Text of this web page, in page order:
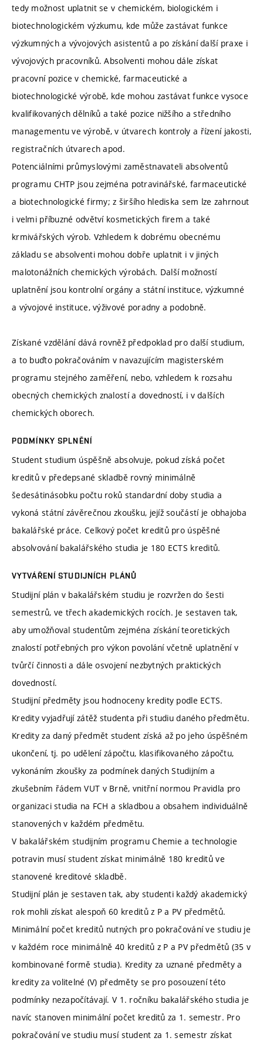
tedy možnost uplatnit se v chemickém, biologickém i
biotechnologickém výzkumu, kde může zastávat funkce
výzkumných a vývojových asistentů a po získání další praxe i
vývojových pracovníků. Absolventi mohou dále získat
pracovní pozice v chemické, farmaceutické a
biotechnologické výrobě, kde mohou zastávat funkce vysoce
kvalifikovaných dělníků a také pozice nižšího a středního
managementu ve výrobě, v útvarech kontroly a řízení jakosti,
registračních útvarech apod.
Potenciálními průmyslovými zaměstnavateli absolventů
programu CHTP jsou zejména potravinářské, farmaceutické
a biotechnologické firmy; z širšího hlediska sem lze zahrnout
i velmi příbuzné odvětví kosmetických firem a také
krmivářských výrob. Vzhledem k dobrému obecnému
základu se absolventi mohou dobře uplatnit i v jiných
malotonážních chemických výrobách. Další možností
uplatnění jsou kontrolní orgány a státní instituce, výzkumné
a vývojové instituce, výživové poradny a podobně.
Získané vzdělání dává rovněž předpoklad pro další studium,
a to buďto pokračováním v navazujícím magisterském
programu stejného zaměření, nebo, vzhledem k rozsahu
obecných chemických znalostí a dovedností, i v dalších
chemických oborech.
PODMÍNKY SPLNĚNÍ
Student studium úspěšně absolvuje, pokud získá počet
kreditů v předepsané skladbě rovný minimálně
šedesátinásobku počtu roků standardní doby studia a
vykoná státní závěrečnou zkoušku, jejíž součástí je obhajoba
bakalářské práce. Celkový počet kreditů pro úspěšné
absolvování bakalářského studia je 180 ECTS kreditů.
VYTVÁŘENÍ STUDIJNÍCH PLÁNŮ
Studijní plán v bakalářském studiu je rozvržen do šesti
semestrů, ve třech akademických rocích. Je sestaven tak,
aby umožňoval studentům zejména získání teoretických
znalostí potřebných pro výkon povolání včetně uplatnění v
tvůrčí činnosti a dále osvojení nezbytných praktických
dovedností.
Studijní předměty jsou hodnoceny kredity podle ECTS.
Kredity vyjadřují zátěž studenta při studiu daného předmětu.
Kredity za daný předmět student získá až po jeho úspěšném
ukončení, tj. po udělení zápočtu, klasifikovaného zápočtu,
vykonáním zkoušky za podmínek daných Studijním a
zkušebním řádem VUT v Brně, vnitřní normou Pravidla pro
organizaci studia na FCH a skladbou a obsahem individuálně
stanovených v každém předmětu.
V bakalářském studijním programu Chemie a technologie
potravin musí student získat minimálně 180 kreditů ve
stanovené kreditové skladbě.
Studijní plán je sestaven tak, aby studenti každý akademický
rok mohli získat alespoň 60 kreditů z P a PV předmětů.
Minimální počet kreditů nutných pro pokračování ve studiu je
v každém roce minimálně 40 kreditů z P a PV předmětů (35 v
kombinované formě studia). Kredity za uznané předměty a
kredity za volitelné (V) předměty se pro posouzení této
podmínky nezapočítávají. V 1. ročníku bakalářského studia je
navíc stanoven minimální počet kreditů za 1. semestr. Pro
pokračování ve studiu musí student za 1. semestr získat